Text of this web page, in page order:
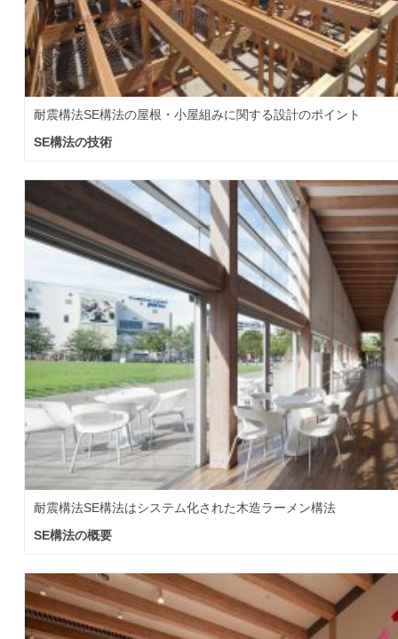
耐震構法SE構法の屋根・小屋組みに関する設計のポイント
SE構法の技術
耐震構法SE構法はシステム化された木造ラーメン構法
SE構法の概要